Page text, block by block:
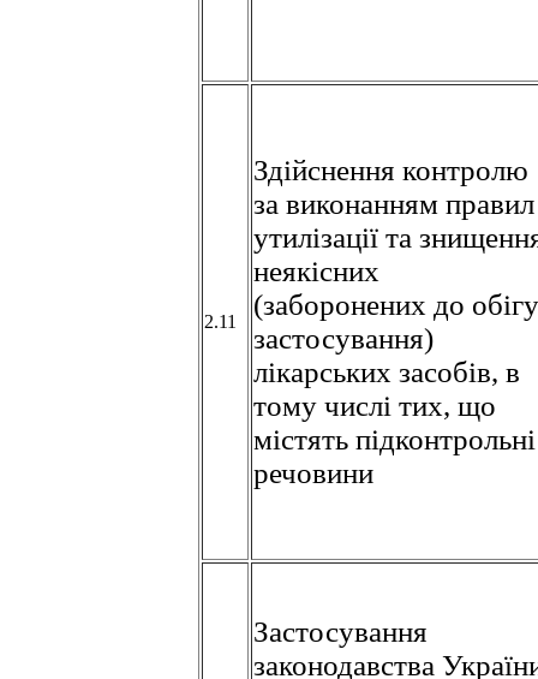
2.11
Здійснення контролю
за виконанням правил
утилізації та
неякісних
(заборонених до
застосування)
лікарських засобів, в
тому числі тих, що
містять підконтрольні
речовини
Застосування
законодавства